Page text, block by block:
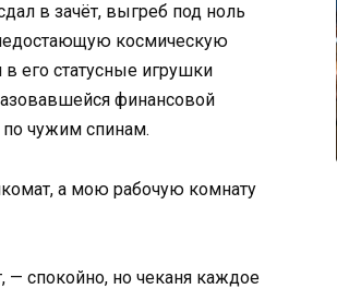
в зачёт, выгреб под ноль
космическую
в его статусные игрушки
финансовой
чужим спинам.
а мою рабочую комнату
— спокойно, но чеканя каждое